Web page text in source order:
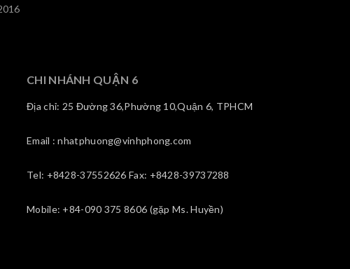
CHI NHÁNH QUẬN 6
Địa chỉ: 25 Đường 36,Phường 10,Quận 6, TPHCM
Email : nhatphuong@vinhphong.com
Tel: +8428-37552626 Fax: +8428-39737288
Mobile: +84-090 375 8606 (gặp Ms. Huyền)